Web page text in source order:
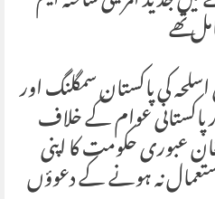
تھے
کی پاکستان سمگلنگ اور
پاکستانی عوام کے خلاف
عبوری حکومت کا اپنی
نہ ہونے کے دعوؤں